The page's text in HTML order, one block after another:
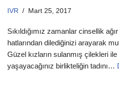
IVR Mart 25, 2017
Sıkıldığımız zamanlar cinsellik
hatlarından dilediğinizi arayarak
Güzel kızların sulanmış çilekleri
yaşayacağınız birlikteliğin tadını…